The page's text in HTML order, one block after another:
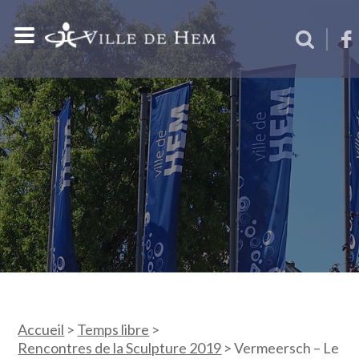
Accueil > Temps libre >
Rencontres de la Sculpture 2019 >Vermeersch – Le